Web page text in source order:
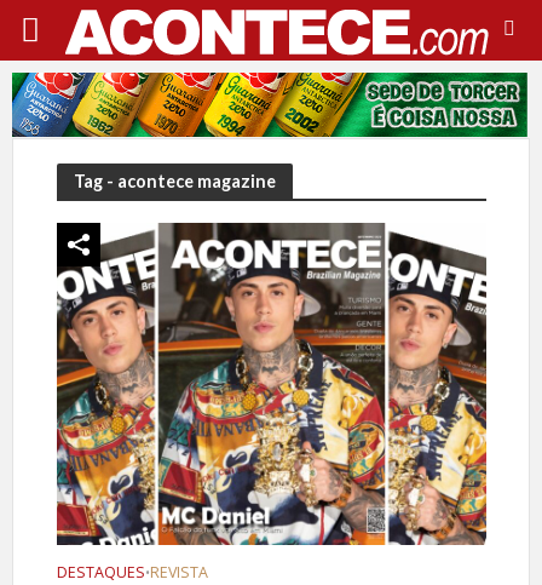
Tag - acontece magazine
DESTAQUES•REVISTA